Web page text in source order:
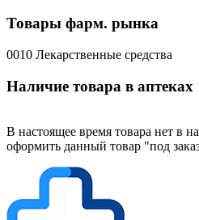
Товары фарм. рынка
0010 Лекарственные средства
Наличие товара в аптеках
В настоящее время товара нет в
оформить данный товар "под